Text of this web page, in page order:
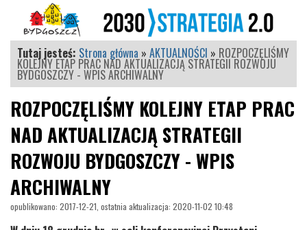
Tutaj jesteś: Strona główna » AKTUALNOŚCI » ROZPOCZĘLIŚMY
KOLEJNY ETAP PRAC NAD AKTUALIZACJĄ STRATEGII ROZWOJU
BYDGOSZCZY - WPIS ARCHIWALNY
ROZPOCZĘLIŚMY KOLEJNY ETAP PRAC
NAD AKTUALIZACJĄ STRATEGII
ROZWOJU BYDGOSZCZY - WPIS
ARCHIWALNY
opublikowano: 2017-12-21, ostatnia aktualizacja: 2020-11-02 10:48